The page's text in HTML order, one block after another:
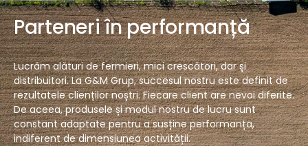
Parteneri în performanță
Lucrăm alături de fermieri, mici crescători, dar și
distribuitori. La G&M Grup, succesul nostru este definit de
rezultatele clienților noștri. Fiecare client are nevoi diferite.
De aceea, produsele și modul nostru de lucru sunt
constant adaptate pentru a susține performanța,
indiferent de dimensiunea activității.